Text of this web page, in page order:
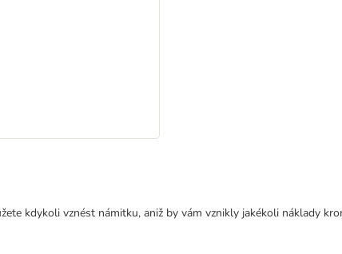
kdykoli vznést námitku, aniž by vám vznikly jakékoli náklady